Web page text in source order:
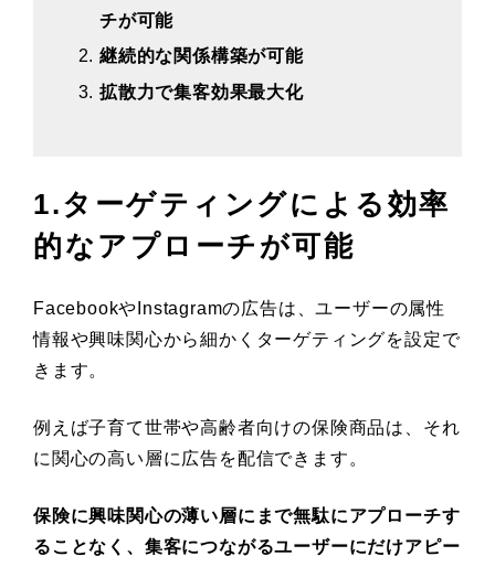
チが可能
継続的な関係構築が可能
拡散力で集客効果最大化
1.ターゲティングによる効率
的なアプローチが可能
FacebookやInstagramの広告は、ユーザーの属性
情報や興味関心から細かくターゲティングを設定で
きます。
例えば子育て世帯や高齢者向けの保険商品は、それ
に関心の高い層に広告を配信できます。
保険に興味関心の薄い層にまで無駄にアプローチす
ることなく、集客につながるユーザーにだけアピー